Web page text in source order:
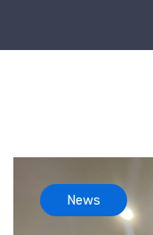
News